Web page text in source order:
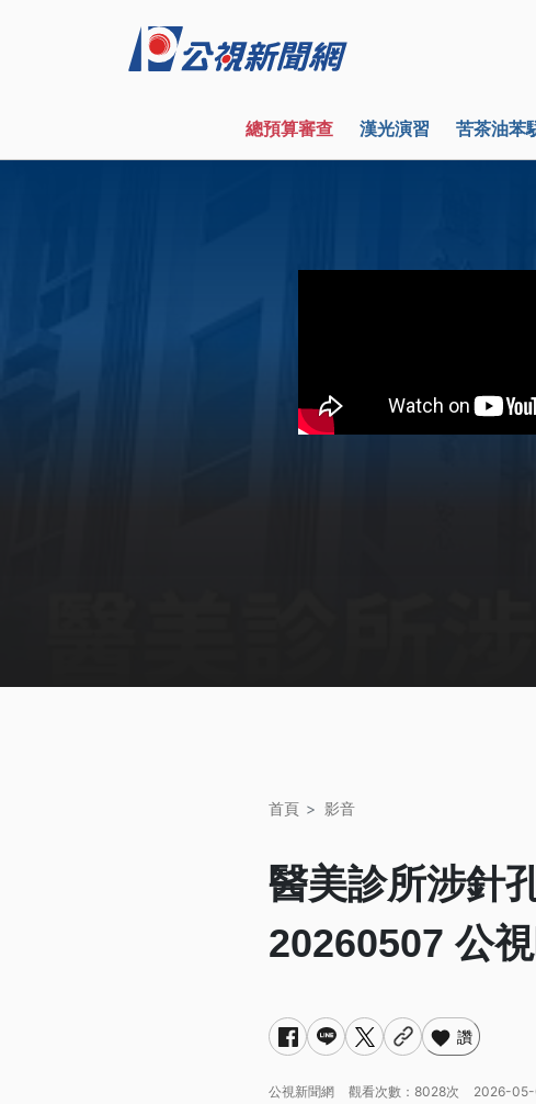
總預算審查 漢光演習 苦茶油苯
首頁 影音
醫美診所涉針
20260507 公
讚
公視新聞網 觀看次數：8028次 2026-05-